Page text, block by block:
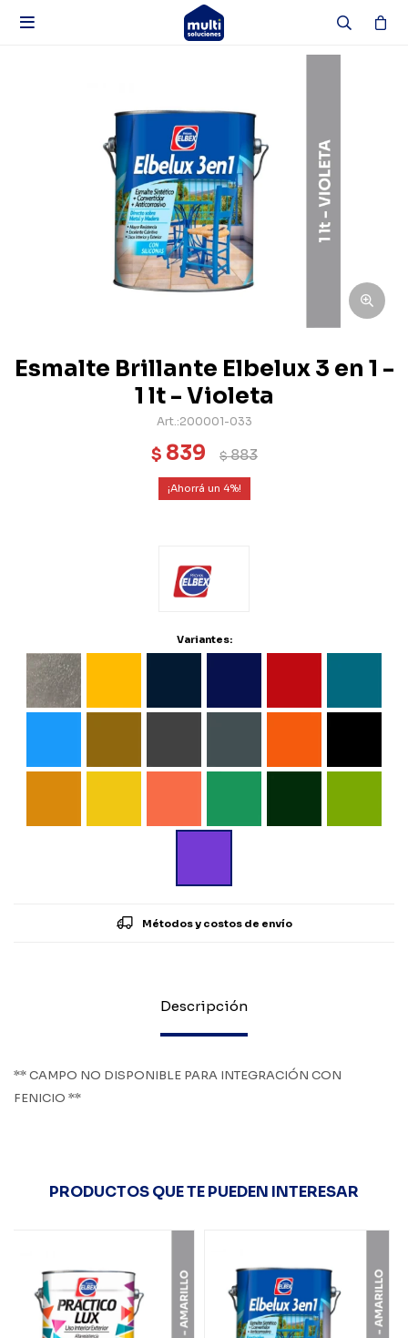

Esmalte Brillante Elbelux 3 en 1 -
1 lt - Violeta
200001-033
$ 839 $883
4
Variantes:
Métodos y costos de envío
Descripción
** CAMPO NO DISPONIBLE PARA INTEGRACIÓN CON
FENICIO **
PRODUCTOS QUE TE PUEDEN INTERESAR